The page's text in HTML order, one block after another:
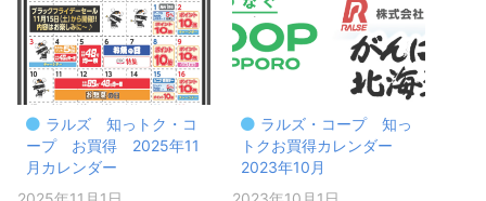
ラルズ 知っトク・コ
ープ お買得 2025年11
月カレンダー
ラルズ・コープ 知っ
トクお買得カレンダー
2023年10月